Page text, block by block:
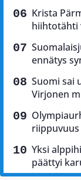
Krista
hiihtotähti
ennätys
Suomi sai
Virjonen
Yksi
päättyi